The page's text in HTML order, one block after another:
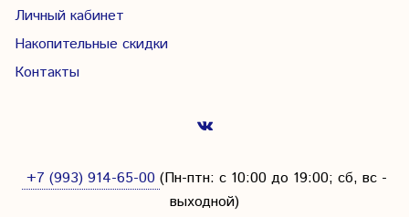
Личный кабинет
Накопительные скидки
Контакты
+7 (993) 914-65-00 (Пн-птн: с 10:00 до 19:00; сб, вс -
выходной)